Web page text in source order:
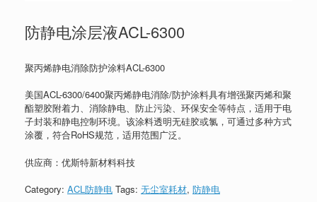
防静电涂层液ACL-6300
聚丙烯静电消除防护涂料ACL-6300
美国ACL-6300/6400聚丙烯静电消除/防护涂料具有增强聚丙烯和聚
酯塑胶附着力、消除静电、防止污染、环保安全等特点，适用于电
子封装和静电控制环境。该涂料透明无硅胶或氯，可通过多种方式
涂覆，符合RoHS规范，适用范围广泛。
供应商：优斯特新材料科技
Category: ACL防静电 Tags: 无尘室耗材, 防静电